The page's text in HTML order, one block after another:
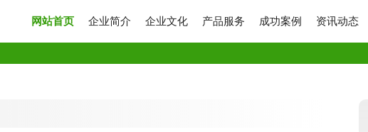
网站首页 企业简介 企业文化 产品服务 成功案例 资讯动态